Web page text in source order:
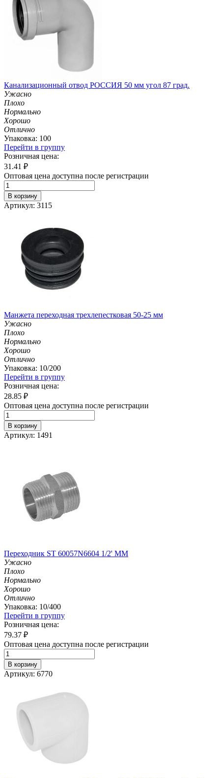
Канализационный отвод РОССИЯ 50 мм угол 87 град.
Ужасно
Плохо
Нормально
Хорошо
Отлично
Упаковка: 100
Перейти в группу
Розничная цена:
31.41 ₽
Оптовая цена доступна после регистрации
В корзину
Артикул: 3115
Манжета переходная трехлепестковая 50-25 мм
Ужасно
Плохо
Нормально
Хорошо
Отлично
Упаковка: 10/200
Перейти в группу
Розничная цена:
28.85 ₽
Оптовая цена доступна после регистрации
В корзину
Артикул: 1491
Переходник ST 60057N6604 1/2' MM
Ужасно
Плохо
Нормально
Хорошо
Отлично
Упаковка: 10/400
Перейти в группу
Розничная цена:
79.37 ₽
Оптовая цена доступна после регистрации
В корзину
Артикул: 6770